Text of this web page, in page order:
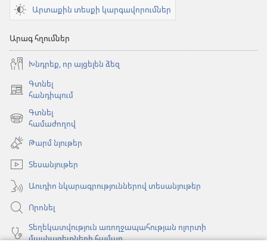
Արտաքին տեսքի կարգավորումներ
Արագ հղումներ
Խնդրեք, որ այցելեն ձեզ
Գտնել
հանդիպում
(բացվում
նոր
պատուհան)
Գտնել
համաժողով
(բացվում
նոր
պատուհան)
Թարմ նյութեր
Տեսանյութեր
Աուդիո նկարագրություններով տեսանյութեր
Որոնել
Տեղեկատվություն առողջապահության ոլորտի
մասնագետների համար